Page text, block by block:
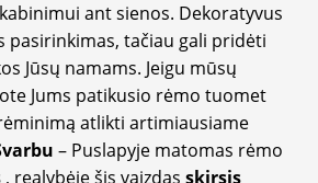
ant sienos. Dekoratyvus
pasirinkimas, tačiau gali pridėti
Jūsų namams. Jeigu mūsų
Jums patikusio rėmo tuomet
atlikti artimiausiame
– Puslapyje matomas rėmo
, realybėje šis vaizdas skirsis